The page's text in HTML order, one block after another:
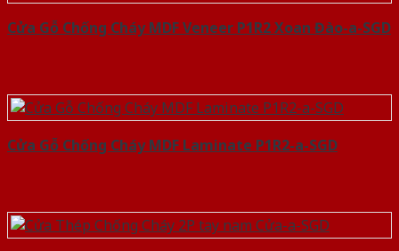
Cửa Gỗ Chống Cháy MDF Veneer P1R2 Xoan Đào-a-SGD
Cửa Gỗ Chống Cháy MDF Laminate P1R2-a-SGD